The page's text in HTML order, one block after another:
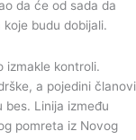
da će od sada da
budu dobijali.
izmakle kontroli.
a pojedini članovi
bes. Linija između
pomreta iz Novog